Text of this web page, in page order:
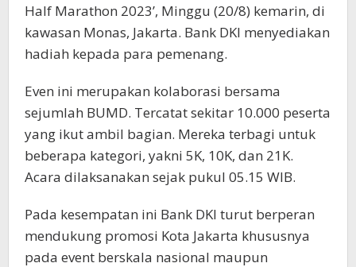
Half Marathon 2023’, Minggu (20/8) kemarin, di
kawasan Monas, Jakarta. Bank DKI menyediakan
hadiah kepada para pemenang.
Even ini merupakan kolaborasi bersama
sejumlah BUMD. Tercatat sekitar 10.000 peserta
yang ikut ambil bagian. Mereka terbagi untuk
beberapa kategori, yakni 5K, 10K, dan 21K.
Acara dilaksanakan sejak pukul 05.15 WIB.
Pada kesempatan ini Bank DKI turut berperan
mendukung promosi Kota Jakarta khususnya
pada event berskala nasional maupun